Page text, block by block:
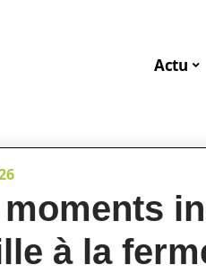
Actu
moments
à la